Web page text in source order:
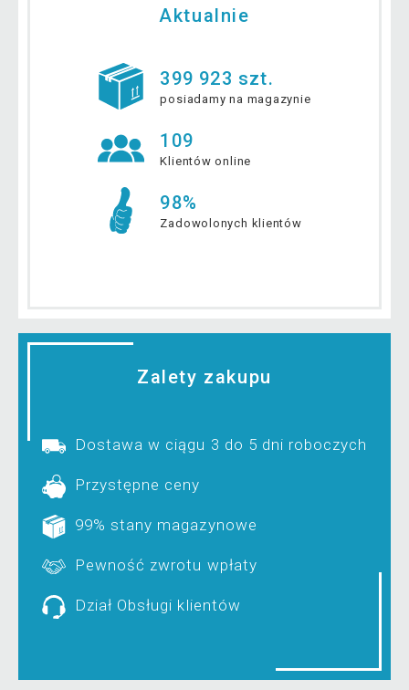
Aktualnie
399 923 szt.
posiadamy na magazynie
109
Klientów online
98%
Zadowolonych klientów
Zalety zakupu
Dostawa w ciągu 3 do 5 dni roboczych
Przystępne ceny
99% stany magazynowe
Pewność zwrotu wpłaty
Dział Obsługi klientów